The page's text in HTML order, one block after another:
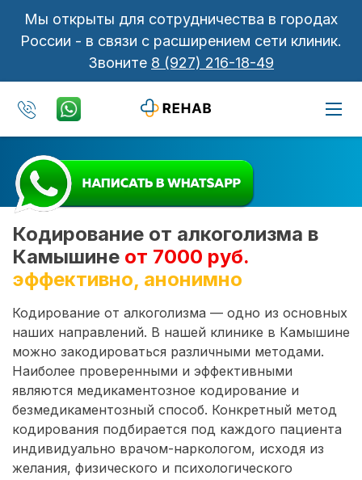
Мы открыты для сотрудничества в городах
России - в связи с расширением сети клиник.
Звоните 8 (927) 216-18-49
Кодирование от алкоголизма в
Камышине от 7000 руб.
эффективно, анонимно
Кодирование от алкоголизма — одно из основных
наших направлений. В нашей клинике в Камышине
можно закодироваться различными методами.
Наиболее проверенными и эффективными
являются медикаментозное кодирование и
безмедикаментозный способ. Конкретный метод
кодирования подбирается под каждого пациента
индивидуально врачом-наркологом, исходя из
желания, физического и психологического